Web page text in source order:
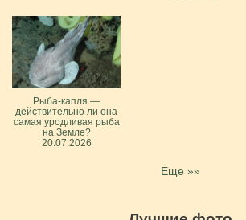
Рыба-капля —
действительно ли она
самая уродливая рыба
на Земле?
20.07.2026
Еще »»